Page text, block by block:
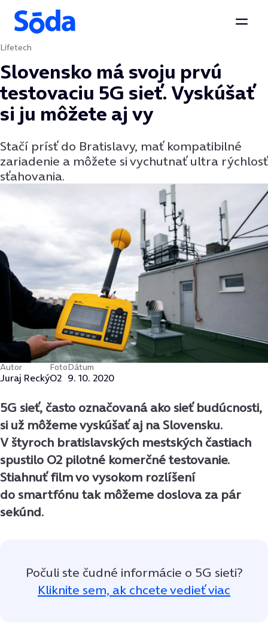
Preskočiť na obsah
Lifetech
Slovensko má svoju prvú
testovaciu 5G sieť. Vyskúšať
si ju môžete aj vy
Stačí prísť do Bratislavy, mať kompatibilné
zariadenie a môžete si vychutnať ultra rýchlosť
sťahovania.
Autor
Juraj Recký
Foto
O2
Dátum
9. 10. 2020
5G sieť, často označovaná ako sieť budúcnosti,
si už môžeme vyskúšať aj na Slovensku.
V štyroch bratislavských mestských častiach
spustilo O2 pilotné komerčné testovanie.
Stiahnuť film vo vysokom rozlíšení
do smartfónu tak môžeme doslova za pár
sekúnd.
Počuli ste čudné informácie o 5G sieti?
Kliknite sem, ak chcete vedieť viac